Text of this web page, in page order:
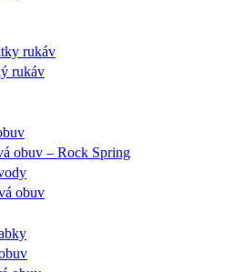
rukáv
rukáv
obuv – Rock Spring
obuv